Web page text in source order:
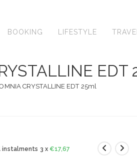
BOOKING LIFESTYLE TRAVEL
EDT
CRYSTALLINE EDT 25ml
instalments 3 x €17,67